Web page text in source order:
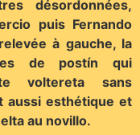
désordonnées,
puis Fernando
à gauche, la
de postín qui
voltereta sans
aussi esthétique et
au novillo.